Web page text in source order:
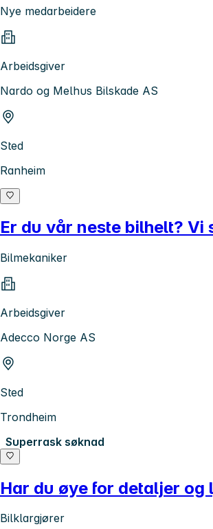
Nye medarbeidere
Arbeidsgiver
Nardo og Melhus Bilskade AS
Sted
Ranheim
Er du vår neste bilhelt? Vi
Bilmekaniker
Arbeidsgiver
Adecco Norge AS
Sted
Trondheim
Superrask søknad
Har du øye for detaljer
Bilklargjører